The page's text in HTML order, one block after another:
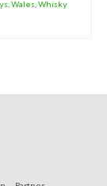
,Wales,Whisky